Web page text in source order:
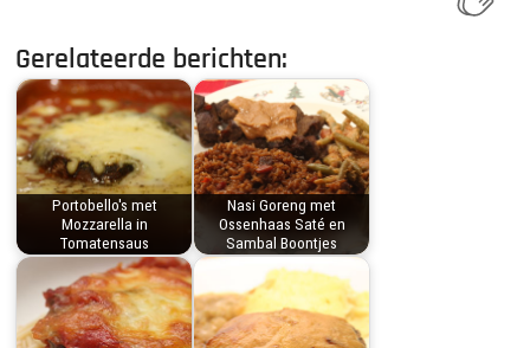
Gerelateerde berichten:
Portobello's met
Mozzarella in
Tomatensaus
Nasi Goreng met
Ossenhaas Saté en
Sambal Boontjes